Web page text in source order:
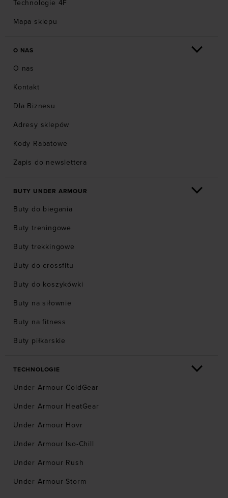
Technologie 4F
Mapa sklepu
O NAS
O nas
Kontakt
Dla Biznesu
Adresy sklepów
Kody Rabatowe
Zapis do newslettera
BUTY UNDER ARMOUR
Buty do biegania
Buty treningowe
Buty trekkingowe
Buty do crossfitu
Buty do koszykówki
Buty na siłownie
Buty na fitness
Buty piłkarskie
TECHNOLOGIE
Under Armour ColdGear
Under Armour HeatGear
Under Armour Hovr
Under Armour Iso-Chill
Under Armour Rush
Under Armour Storm